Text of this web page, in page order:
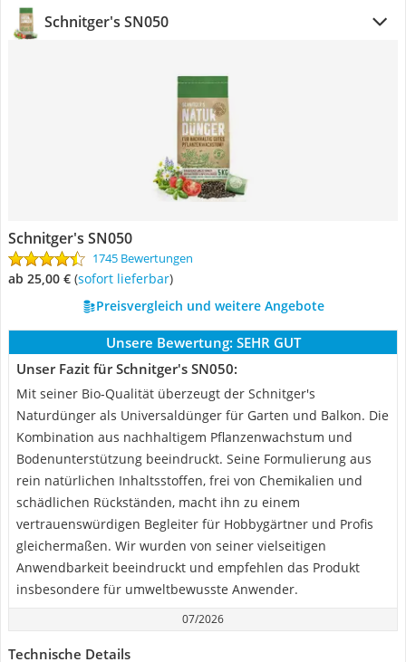
Schnitger's SN050
Schnitger's SN050
1745 Bewertungen
ab 25,00 € ( Sofort lieferbar)
Preisvergleich und weitere Angebote
Unsere Bewertung: SEHR GUT
Unser Fazit für Schnitger's SN050:
Mit seiner Bio-Qualität überzeugt der Schnitger's
Naturdünger als Universaldünger für Garten und Balkon. Die
Kombination aus nachhaltigem Pflanzenwachstum und
Bodenunterstützung beeindruckt. Seine Formulierung aus
rein natürlichen Inhaltsstoffen, frei von Chemikalien und
schädlichen Rückständen, macht ihn zu einem
vertrauenswürdigen Begleiter für Hobbygärtner und Profis
gleichermaßen. Wir wurden von seiner vielseitigen
Anwendbarkeit beeindruckt und empfehlen das Produkt
insbesondere für umweltbewusste Anwender.
07/2026
Technische Details